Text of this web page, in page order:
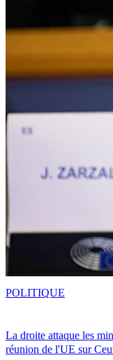
La droite attaque les
réunion de l'UE sur
POLITIQUE